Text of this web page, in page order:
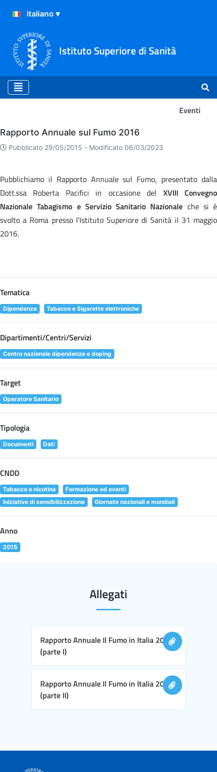
Istituto Superiore di Sanità
Eventi
Eventi
Rapporto Annuale sul Fumo 2016
Pubblicato 29/05/2015 - Modificato 06/03/2023
Pubblichiamo il Rapporto Annuale sul Fumo, presentato dalla
Dott.ssa Roberta Pacifici in occasione del XVIII Convegno
Nazionale Tabagismo e Servizio Sanitario Nazionale che si è
svolto a Roma presso l'Istituto Superiore di Sanità il 31 maggio
2016.
Tematica
Dipendenze Tabacco e Sigarette elettroniche
Dipartimenti/Centri/Servizi
Centro nazionale dipendenze e doping
Target
Operatore Sanitario
Tipologia
Documenti Dati
CNDD
Tabacco e nicotina
Formazione ed eventi
Iniziative di sensibilizzazione
Giornate nazionali e mondiali
Anno
2015
Allegati
Rapporto Annuale Il Fumo in Italia 2016
(parte I)
Rapporto Annuale Il Fumo in Italia 2016
(parte II)